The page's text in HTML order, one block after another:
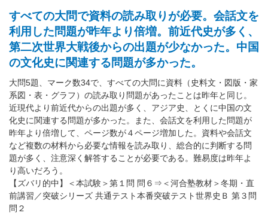
すべての大問で資料の読み取りが必要。会話文を
利用した問題が昨年より倍増。前近代史が多く、
第二次世界大戦後からの出題が少なかった。中国
の文化史に関連する問題が多かった。
大問5題、マーク数34で、すべての大問に資料（史料文・図版・家
系図・表・グラフ）の読み取り問題があったことは昨年と同じ。
近現代より前近代からの出題が多く、アジア史、とくに中国の文
化史に関連する問題が多かった。また、会話文を利用した問題が
昨年より倍増して、ページ数が４ページ増加した。資料や会話文
など複数の材料から必要な情報を読み取り、総合的に判断する問
題が多く、注意深く解答することが必要である。難易度は昨年よ
り高いだろう。
【ズバリ的中】＜本試験＞第１問 問６⇒＜河合塾教材＞冬期・直
前講習／突破シリーズ 共通テスト本番突破テスト世界史Ｂ 第３問
問２